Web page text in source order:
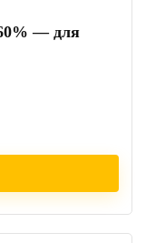
— для